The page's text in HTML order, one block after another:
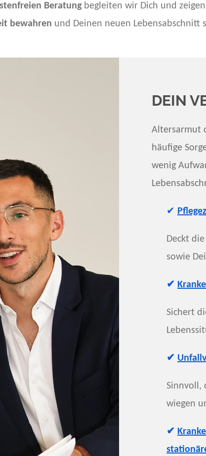
Beratungbegleiten wir Dich und
bewahren und Deinen neuen Lebensabschnitt
DEIN
Altersarmut
häufige
wenig
✔
Deckt
sowie
✔
Sichert
✔
Sinnvoll,
wiegen
✔